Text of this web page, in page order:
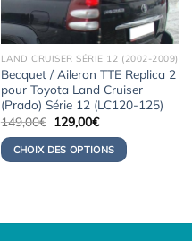
LAND CRUISER SÉRIE 12 (2002-2009)
Becquet / Aileron TTE Replica 2
pour Toyota Land Cruiser
(Prado) Série 12 (LC120-125)
149,00€ Le
initial
était :
149,00€.
129,00€Le
actuel
est :
129,00€.
CHOIX DES OPTIONS